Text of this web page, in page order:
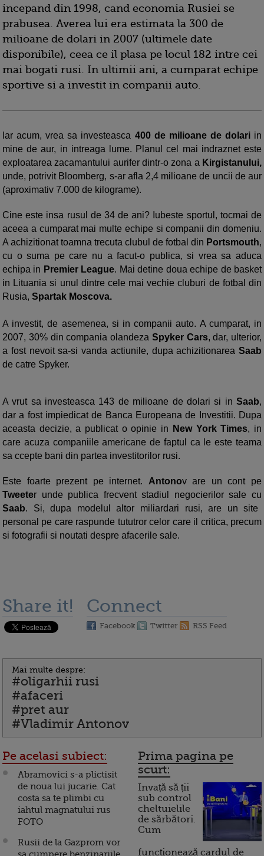
incepand din 1998, cand economia Rusiei se
prabusea. Averea lui era estimata la 300 de
milioane de dolari in 2007 (ultimele date
disponibile), ceea ce il plasa pe locul 182 intre cei
mai bogati rusi. In ultimii ani, a cumparat echipe
sportive si a investit in companii auto.
Iar acum, vrea sa investeasca 400 de milioane de dolari in
mine de aur, in intreaga lume. Planul cel mai indraznet este
exploatarea zacamantului aurifer dintr-o zona a Kirgistanului,
unde, potrivit Bloomberg, s-ar afla 2,4 milioane de uncii de aur
(aproximativ 7.000 de kilograme).
Cine este insa rusul de 34 de ani? Iubeste sportul, tocmai de
aceea a cumparat mai multe echipe si companii din domeniu.
A achizitionat toamna trecuta clubul de fotbal din Portsmouth,
cu o suma pe care nu a facut-o publica, si vrea sa aduca
echipa in Premier League. Mai detine doua echipe de basket
in Lituania si unul dintre cele mai vechie cluburi de fotbal din
Rusia, Spartak Moscova.
A investit, de asemenea, si in companii auto. A cumparat, in
2007, 30% din compania olandeza Spyker Cars, dar, ulterior,
a fost nevoit sa-si vanda actiunile, dupa achizitionarea Saab
de catre Spyker.
A vrut sa investeasca 143 de milioane de dolari si in Saab,
dar a fost impiedicat de Banca Europeana de Investitii. Dupa
aceasta decizie, a publicat o opinie in
New York Times, in
care acuza companiile americane de faptul ca le este teama
sa ccepte bani din partea investitorilor rusi.
Este foarte prezent pe internet. Antonov are un cont pe
Tweeter unde publica frecvent stadiul negocierilor sale cu
Saab. Si, dupa modelul altor miliardari rusi, are un site
personal pe care raspunde tututror celor care il critica, precum
si fotografii si noutati despre afacerile sale.
Share it! Connect
Facebook Twitter RSS Feed
Mai multe despre:
#oligarhii rusi
#afaceri
#pret aur
#Vladimir Antonov
Pe acelasi subiect:
Abramovici s-a plictisit
de noua lui jucarie. Cat
costa sa te plimbi cu
iahtul magnatului rus
FOTO
Rusii de la Gazprom vor
Prima pagina pe
scurt:
Invață să ții
sub control
cheltuielile
de sărbători.
Cum
funcționează cardul de